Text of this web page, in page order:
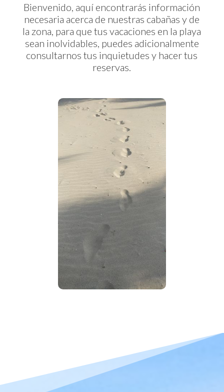
Bienvenido, aquí encontrarás información
necesaria acerca de nuestras cabañas y de
la zona, para que tus vacaciones en la playa
sean inolvidables, puedes adicionalmente
consultarnos tus inquietudes y hacer tus
reservas.